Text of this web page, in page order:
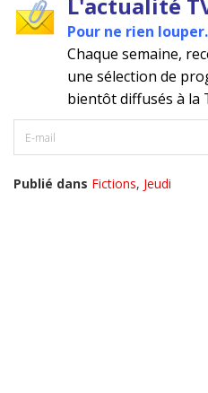
Pour ne rien
Chaque semaine,
une sélection de
bientôt diffusés à la
Publié dans Fictions, Jeudi